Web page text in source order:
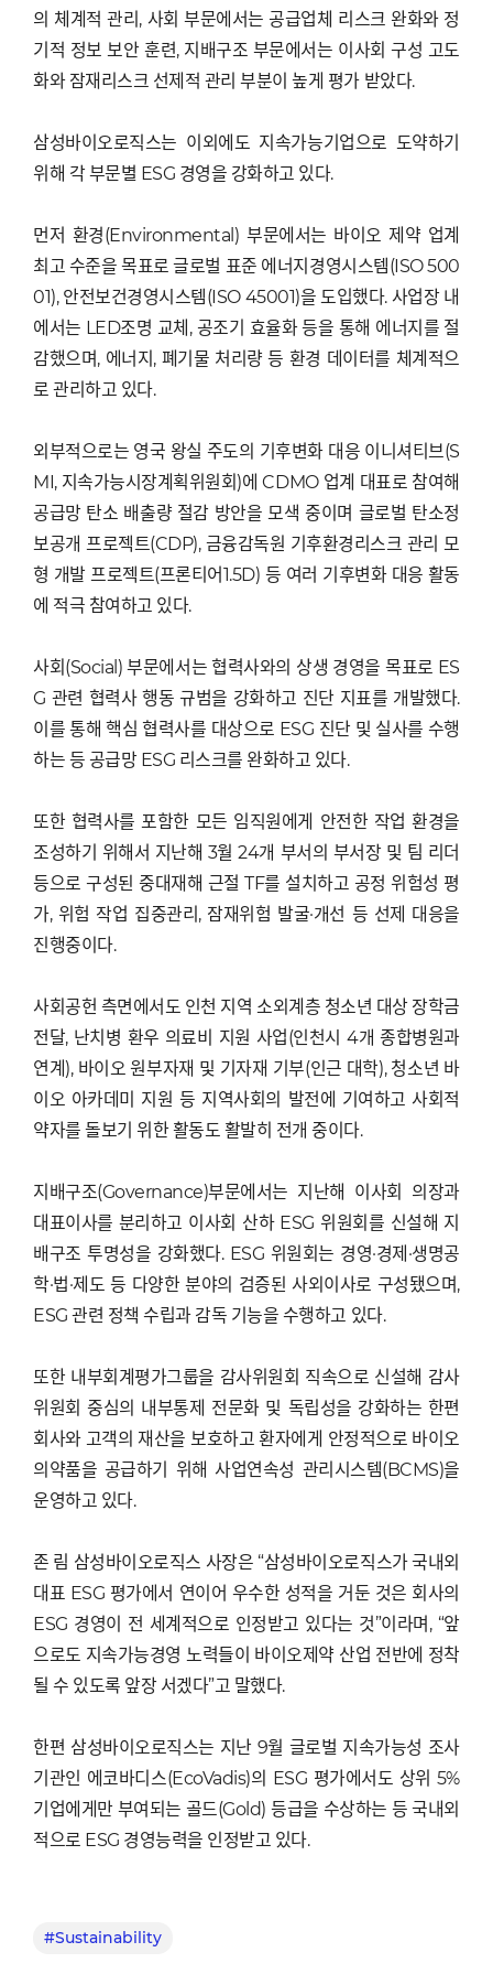
의 체계적 관리, 사회 부문에서는 공급업체 리스크 완화와 정
기적 정보 보안 훈련, 지배구조 부문에서는 이사회 구성 고도
화와 잠재리스크 선제적 관리 부분이 높게 평가 받았다.
삼성바이오로직스는 이외에도 지속가능기업으로 도약하기
위해 각 부문별 ESG 경영을 강화하고 있다.
먼저 환경(Environmental) 부문에서는 바이오 제약 업계
최고 수준을 목표로 글로벌 표준 에너지경영시스템(ISO 500
01), 안전보건경영시스템(ISO 45001)을 도입했다. 사업장 내
에서는 LED조명 교체, 공조기 효율화 등을 통해 에너지를 절
감했으며, 에너지, 폐기물 처리량 등 환경 데이터를 체계적으
로 관리하고 있다.
외부적으로는 영국 왕실 주도의 기후변화 대응 이니셔티브(S
MI, 지속가능시장계획위원회)에 CDMO 업계 대표로 참여해
공급망 탄소 배출량 절감 방안을 모색 중이며 글로벌 탄소정
보공개 프로젝트(CDP), 금융감독원 기후환경리스크 관리 모
형 개발 프로젝트(프론티어1.5D) 등 여러 기후변화 대응 활동
에 적극 참여하고 있다.
사회(Social) 부문에서는 협력사와의 상생 경영을 목표로 ES
G 관련 협력사 행동 규범을 강화하고 진단 지표를 개발했다.
이를 통해 핵심 협력사를 대상으로 ESG 진단 및 실사를 수행
하는 등 공급망 ESG 리스크를 완화하고 있다.
또한 협력사를 포함한 모든 임직원에게 안전한 작업 환경을
조성하기 위해서 지난해 3월 24개 부서의 부서장 및 팀 리더
등으로 구성된 중대재해 근절 TF를 설치하고 공정 위험성 평
가, 위험 작업 집중관리, 잠재위험 발굴·개선 등 선제 대응을
진행중이다.
사회공헌 측면에서도 인천 지역 소외계층 청소년 대상 장학금
전달, 난치병 환우 의료비 지원 사업(인천시 4개 종합병원과
연계), 바이오 원부자재 및 기자재 기부(인근 대학), 청소년 바
이오 아카데미 지원 등 지역사회의 발전에 기여하고 사회적
약자를 돌보기 위한 활동도 활발히 전개 중이다.
지배구조(Governance)부문에서는 지난해 이사회 의장과
대표이사를 분리하고 이사회 산하 ESG 위원회를 신설해 지
배구조 투명성을 강화했다. ESG 위원회는 경영·경제·생명공
학·법·제도 등 다양한 분야의 검증된 사외이사로 구성됐으며,
ESG 관련 정책 수립과 감독 기능을 수행하고 있다.
또한 내부회계평가그룹을 감사위원회 직속으로 신설해 감사
위원회 중심의 내부통제 전문화 및 독립성을 강화하는 한편
회사와 고객의 재산을 보호하고 환자에게 안정적으로 바이오
의약품을 공급하기 위해 사업연속성 관리시스템(BCMS)을
운영하고 있다.
존 림 삼성바이오로직스 사장은 “삼성바이오로직스가 국내외
대표 ESG 평가에서 연이어 우수한 성적을 거둔 것은 회사의
ESG 경영이 전 세계적으로 인정받고 있다는 것”이라며, “앞
으로도 지속가능경영 노력들이 바이오제약 산업 전반에 정착
될 수 있도록 앞장 서겠다”고 말했다.
한편 삼성바이오로직스는 지난 9월 글로벌 지속가능성 조사
기관인 에코바디스(EcoVadis)의 ESG 평가에서도 상위 5%
기업에게만 부여되는 골드(Gold) 등급을 수상하는 등 국내외
적으로 ESG 경영능력을 인정받고 있다.
#Sustainability